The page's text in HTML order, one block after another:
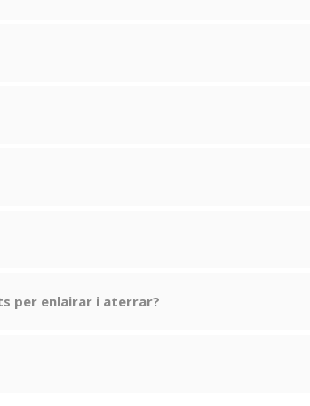
per enlairar i aterrar?